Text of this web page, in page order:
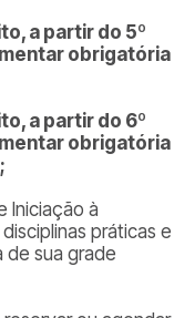
a partir do 5º
obrigatória
a partir do 6º
obrigatória
Iniciação à
práticas e
de sua grade